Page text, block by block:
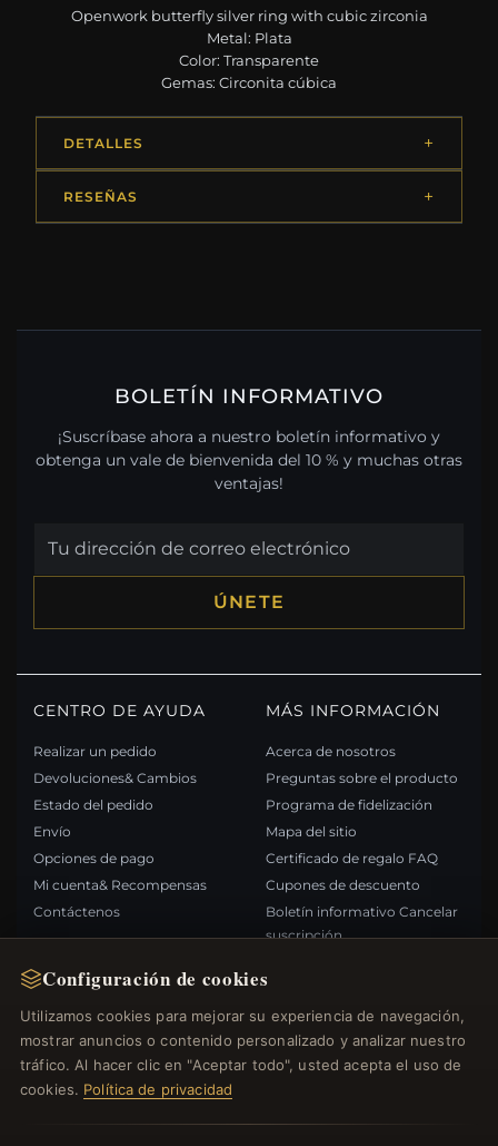
Configuración de cookies
Utilizamos cookies para mejorar su experiencia de navegación,
mostrar anuncios o contenido personalizado y analizar nuestro
tráfico. Al hacer clic en "Aceptar todo", usted acepta el uso de
cookies. Política de privacidad
Openwork butterfly silver ring with cubic zirconia
Metal: Plata
Color: Transparente
Gemas: Circonita cúbica
DETALLES
RESEÑAS
BOLETÍN INFORMATIVO
¡Suscríbase ahora a nuestro boletín informativo y
obtenga un vale de bienvenida del 10 % y muchas otras
ventajas!
ÚNETE
CENTRO DE AYUDA
Realizar un pedido
Devoluciones& Cambios
Estado del pedido
Envío
Opciones de pago
Mi cuenta& Recompensas
Contáctenos
MÁS INFORMACIÓN
Acerca de nosotros
Preguntas sobre el producto
Programa de fidelización
Mapa del sitio
Certificado de regalo FAQ
Cupones de descuento
Boletín informativo Cancelar
suscripción
Nuevos productos
Ofertas especiales
Blog